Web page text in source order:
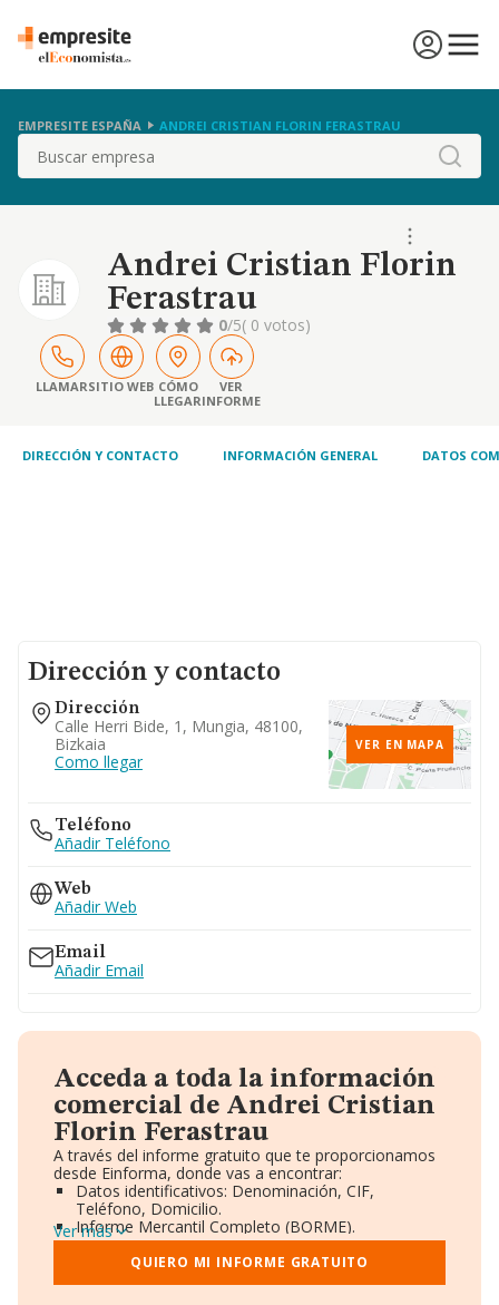
EMPRESITE ESPAÑA ANDREI CRISTIAN FLORIN FERASTRAU
Buscar
Andrei Cristian Florin
Ferastrau
0/5( 0 votos)
LLAMARSITIO WEB CÓMO
LLEGAR
VER
INFORME
DIRECCIÓN Y CONTACTO INFORMACIÓN GENERAL DATOS
Dirección y contacto
Dirección
Calle Herri Bide, 1, Mungia, 48100,
Bizkaia
Como llegar
VER EN MAPA
Teléfono
Añadir Teléfono
Web
Añadir Web
Email
Añadir Email
Acceda a toda la información
comercial de Andrei Cristian
Florin Ferastrau
A través del informe gratuito que te proporcionamos
desde Einforma, donde vas a encontrar:
Datos identificativos: Denominación, CIF,
Teléfono, Domicilio.
Informe Mercantil Completo (BORME).
Gráficos de Evolución Ventas y Empleados.
Consejo de Administración y Administradores.
Directivos y Ejecutivos.
Ver más
QUIERO MI INFORME GRATUITO